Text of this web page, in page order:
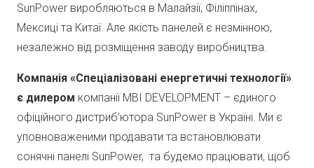
SunPower виробляються в Малайзії, Філіппінах,
Мексиці та Китаї. Але якість панелей є незмінною,
незалежно від розміщення заводу виробництва.
Компанія «Спеціалізовані енергетичні технології»
є дилером компанії MBI DEVELOPMENT – єдиного
офіційного дистриб’ютора SunPower в Україні. Ми є
уповноваженими продавати та встановлювати
сонячні панелі SunPower, та будемо працювати, щоб